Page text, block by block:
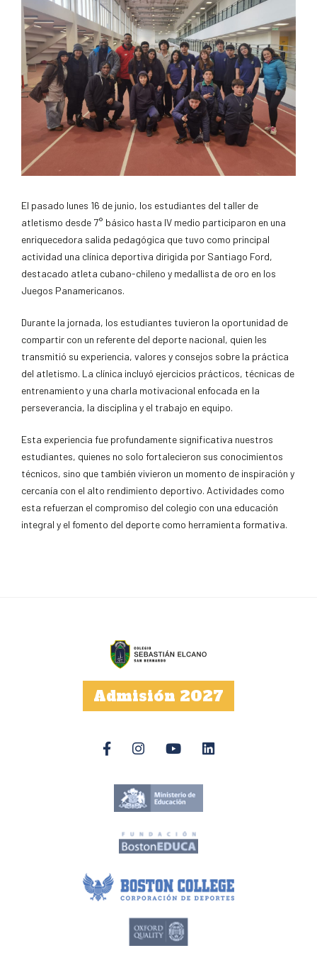
El pasado lunes 16 de junio, los estudiantes del taller de
atletismo desde 7° básico hasta IV medio participaron en una
enriquecedora salida pedagógica que tuvo como principal
actividad una clínica deportiva dirigida por Santiago Ford,
destacado atleta cubano-chileno y medallista de oro en los
Juegos Panamericanos.
Durante la jornada, los estudiantes tuvieron la oportunidad de
compartir con un referente del deporte nacional, quien les
transmitió su experiencia, valores y consejos sobre la práctica
del atletismo. La clínica incluyó ejercicios prácticos, técnicas de
entrenamiento y una charla motivacional enfocada en la
perseverancia, la disciplina y el trabajo en equipo.
Esta experiencia fue profundamente significativa nuestros
estudiantes, quienes no solo fortalecieron sus conocimientos
técnicos, sino que también vivieron un momento de inspiración y
cercanía con el alto rendimiento deportivo. Actividades como
esta refuerzan el compromiso del colegio con una educación
integral y el fomento del deporte como herramienta formativa.
Admisión 2027